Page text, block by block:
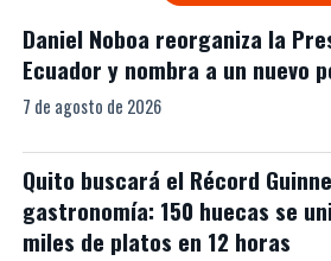
Daniel Noboa reorganiza la
Ecuador y nombra a un nuevo
7 de agosto de 2026
Quito buscará el Récord
gastronomía: 150 huecas se
miles de platos en 12 horas